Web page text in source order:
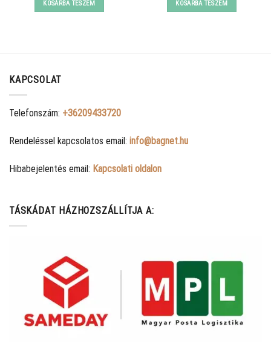
8890 Ft.
KOSÁRBA TESZEM
10980 Ft.
KOSÁRBA TESZEM
KAPCSOLAT
Telefonszám: +36209433720
Rendeléssel kapcsolatos email: info@bagnet.hu
Hibabejelentés email: Kapcsolati oldalon
TÁSKÁDAT HÁZHOZSZÁLLÍTJA A: